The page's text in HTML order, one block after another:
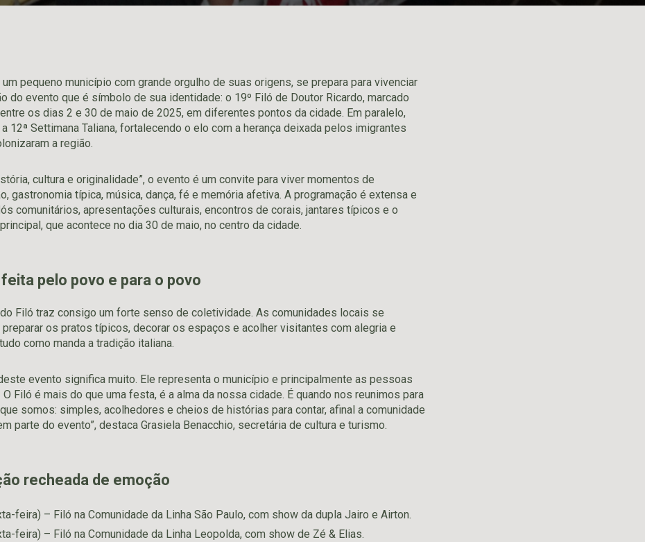
um pequeno município com grande orgulho de suas origens, se prepara para vivenciar
do evento que é símbolo de sua identidade: o 19º Filó de Doutor Ricardo, marcado
os dias 2 e 30 de maio de 2025, em diferentes pontos da cidade. Em paralelo,
12ª Settimana Taliana, fortalecendo o elo com a herança deixada pelos imigrantes
a região.
cultura e originalidade”, o evento é um convite para viver momentos de
gastronomia típica, música, dança, fé e memória afetiva. A programação é extensa e
comunitários, apresentações culturais, encontros de corais, jantares típicos e o
que acontece no dia 30 de maio, no centro da cidade.
pelo povo e para o povo
Filó traz consigo um forte senso de coletividade. As comunidades locais se
os pratos típicos, decorar os espaços e acolher visitantes com alegria e
como manda a tradição italiana.
evento significa muito. Ele representa o município e principalmente as pessoas
Filó é mais do que uma festa, é a alma da nossa cidade. É quando nos reunimos para
somos: simples, acolhedores e cheios de histórias para contar, afinal a comunidade
parte do evento”, destaca Grasiela Benacchio, secretária de cultura e turismo.
recheada de emoção
feira) – Filó na Comunidade da Linha São Paulo, com show da dupla Jairo e Airton.
feira) – Filó na Comunidade da Linha Leopolda, com show de Zé & Elias.